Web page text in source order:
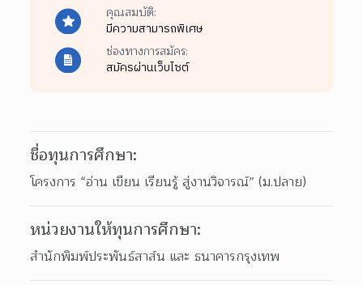
คุณสมบัติ:
มีความสามารถพิเศษ
ช่องทางการสมัคร:
สมัครผ่านเว็บไซต์
ชื่อทุนการศึกษา:
โครงการ “อ่าน เขียน เรียนรู้ สู่งานวิจารณ์” (ม.ปลาย)
หน่วยงานให้ทุนการศึกษา:
สำนักพิมพ์ประพันธ์สาส์น และ ธนาคารกรุงเทพ